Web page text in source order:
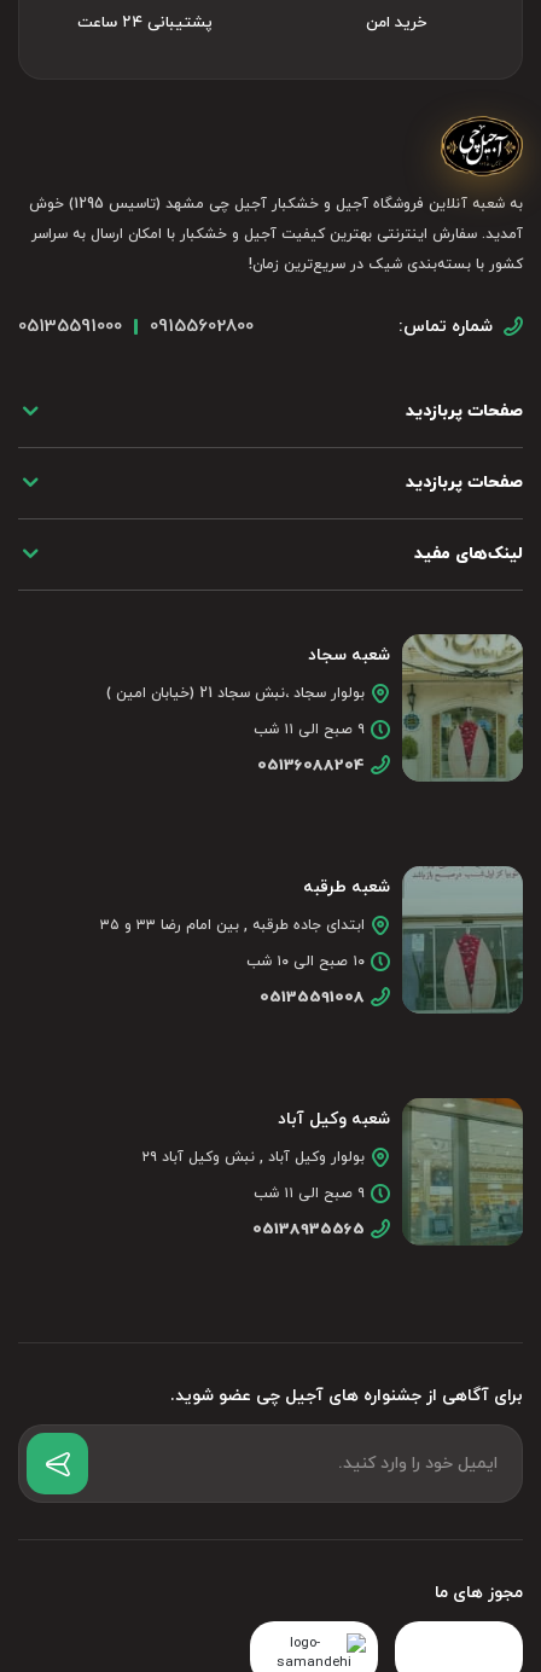
خرید امن پشتیبانی ۲۴ ساعت
به شعبه آنلاین فروشگاه آجیل و خشکبار آجیل چی مشهد (تاسیس 1295) خوش
آمدید. سفارش اینترنتی بهترین کیفیت آجیل و خشکبار با امکان ارسال به سراسر
کشور با بسته‌بندی شیک در سریع‌ترین زمان!
شماره تماس: 09155602800
05135591000
صفحات پربازدید
صفحات پربازدید
لینک‌های مفید
برای آگاهی از جشنواره های آجیل چی عضو شوید.
شعبه سجاد
بولوار سجاد ،نبش سجاد 21 (خیابان امین )
۹ صبح الی ۱۱ شب
05136088204
شعبه طرقبه
ابتدای جاده طرقبه , بین امام رضا ۳۳ و ۳۵
۱۰ صبح الی ۱۰ شب
05135591008
شعبه وکیل آباد
بولوار وکیل آباد , نبش وکیل آباد ۲۹
۹ صبح الی ۱۱ شب
05138935565
مجوز های ما